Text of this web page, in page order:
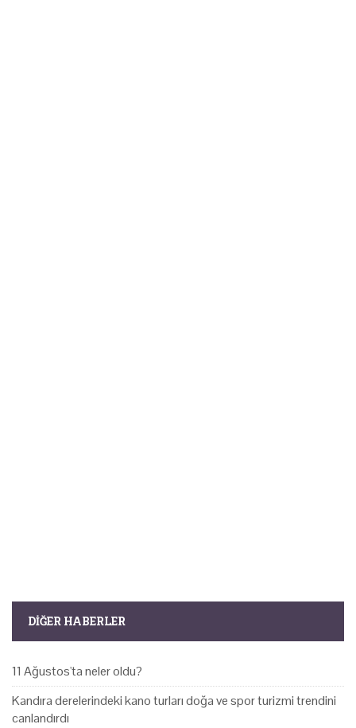
DIĞER HABERLER
11 Ağustos'ta neler oldu?
Kandıra derelerindeki kano turları doğa ve spor turizmi trendini
canlandırdı